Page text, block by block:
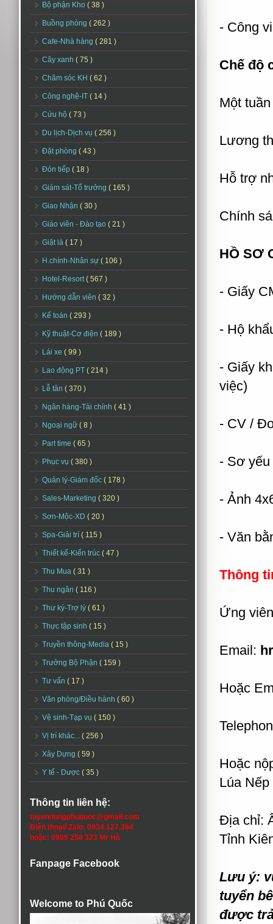
Bộ phận Kho ( 38 )
Buồng phòng ( 262 )
Cafe-Nhà hàng ( 281 )
Cây xanh ( 75 )
Chăm sóc KH ( 62 )
Công nghệ-IT ( 14 )
Cứu hộ ( 73 )
Du lịch-Dịch vụ ( 256 )
Đặt phòng ( 43 )
Đón tiếp ( 18 )
Giám sát-Tổ trưởng ( 165 )
Giao Nhận ( 30 )
Giáo viên - Đào tạo ( 21 )
Giặt là ( 17 )
H.chính-Nhân sự ( 106 )
Hotel-Resort( 567 )
Hướng dẫn viên ( 32 )
Kế toán ( 293 )
Kỹ thuật-Cơ điện ( 189 )
Lái xe ( 99 )
Lao động PT ( 214 )
Lễ tân ( 370 )
Ngân hàng-Tài chính ( 41 )
Ngoại ngữ ( 8 )
Part time ( 65 )
Phục vụ ( 380 )
Quản lý-Giám đốc ( 178 )
Sales-Marketing ( 320 )
Sơn-Mộc-XD ( 20 )
Spa-Giải trí ( 115 )
Thiết kế-Kiến trúc ( 47 )
Thu Mua ( 31 )
Thu ngân ( 116 )
Thư ký-Trợ lý ( 61 )
Thực tập sinh ( 15 )
Truyền thông-Media ( 15 )
Trưởng Bộ Phận ( 159 )
Tư vấn ( 17 )
Văn phòng/Điều hành ( 60 )
Vệ sinh-Tạp vụ ( 150 )
Vị trí khác... ( 256 )
Xây Dựng ( 59 )
Y tế - Dược ( 35 )
Thông tin liên hệ:
tuyendungphuquoc@gmail.com
Điện thoại/ Zalo: 0934.127.384
hoặc: 0985 258 323 Mr Hà
Fanpage Facebook
Welcome to Phú Quốc
- Công
Chế độ
Một
Lương
Hỗ trợ
Chính
HỒ SƠ
- Giấy
- Hộ
- Giấy
việc)
- CV /
- Sơ
- Ảnh
- Văn
Thông
Ứng
Email:
Hoặc
Hoặc
Lúa
Địa chỉ:
Tỉnh
Lưu ý:
tuyển
được